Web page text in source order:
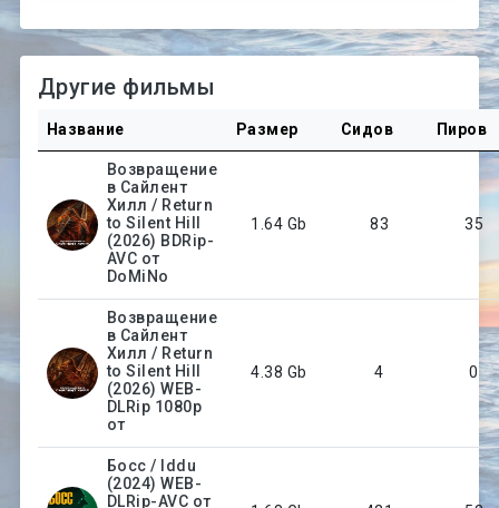
Другие фильмы
Название Размер Сидов Пиров
Возвращение
в Сайлент
Хилл / Return
to Silent Hill
(2026) BDRip-
AVC от
DoMiNo
1.64 Gb 83 35
Возвращение
в Сайлент
Хилл / Return
to Silent Hill
(2026) WEB-
DLRip 1080p
от
4.38 Gb 4 0
Босс / Iddu
(2024) WEB-
DLRip-AVC от